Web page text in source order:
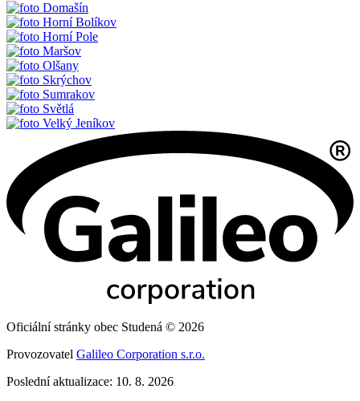
Domašín
Horní Bolíkov
Horní Pole
Maršov
Olšany
Skrýchov
Sumrakov
Světlá
Velký Jeníkov
Oficiální stránky obec Studená © 2026
Provozovatel Galileo Corporation s.r.o.
Poslední aktualizace: 10. 8. 2026